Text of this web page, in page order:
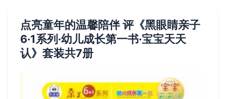
点亮童年的温馨陪伴 评《黑眼睛亲子
6·1系列·幼儿成长第一书·宝宝天天
认》套装共7册